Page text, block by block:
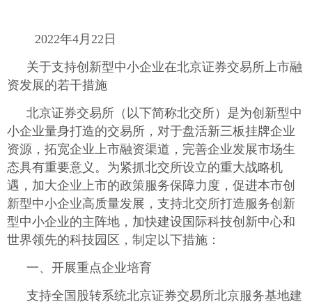
2022年4月22日
关于支持创新型中小企业在北京证券交易所上市融
资发展的若干措施
北京证券交易所（以下简称北交所）是为创新型中
小企业量身打造的交易所，对于盘活新三板挂牌企业
资源，拓宽企业上市融资渠道，完善企业发展市场生
态具有重要意义。为紧抓北交所设立的重大战略机
遇，加大企业上市的政策服务保障力度，促进本市创
新型中小企业高质量发展，支持北交所打造服务创新
型中小企业的主阵地，加快建设国际科技创新中心和
世界领先的科技园区，制定以下措施：
一、开展重点企业培育
支持全国股转系统北京证券交易所北京服务基地建